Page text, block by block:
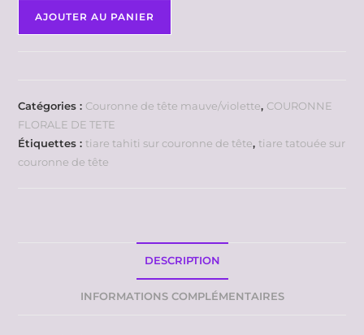
AJOUTER AU PANIER
Catégories : Couronne de tête mauve/violette, COURONNE
FLORALE DE TETE
Étiquettes :tiare tahiti sur couronne de tête,tiare tatouée sur
couronne de tête
DESCRIPTION
INFORMATIONS COMPLÉMENTAIRES